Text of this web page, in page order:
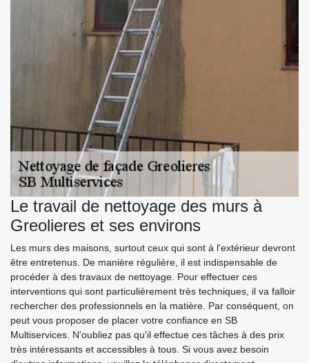
Le travail de nettoyage des murs à
Greolieres et ses environs
Les murs des maisons, surtout ceux qui sont à l'extérieur devront
être entretenus. De manière régulière, il est indispensable de
procéder à des travaux de nettoyage. Pour effectuer ces
interventions qui sont particulièrement très techniques, il va falloir
rechercher des professionnels en la matière. Par conséquent, on
peut vous proposer de placer votre confiance en SB
Multiservices. N'oubliez pas qu'il effectue ces tâches à des prix
très intéressants et accessibles à tous. Si vous avez besoin